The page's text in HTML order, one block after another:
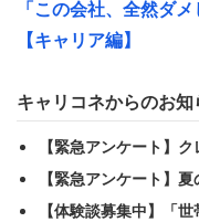
せるのは難しい状況
恐れたり、部長や経
果、会議は「現状維
しかし、管理職が決
「この会社、全然ダ
【キャリア編】
キャリコネからのお知
【緊急アンケート】
【緊急アンケート】
【体験談募集中】「